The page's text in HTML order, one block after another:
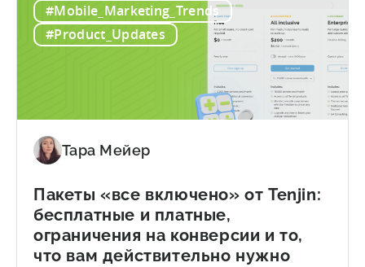
приложений в Турции незаметно стала
одной из самых значимых и
неразмывающих долю акционеров схем
финансирования, доступных
разработчикам приложений по всему
миру. Государственная программа
стимулирования представляет собой
структурированную, хорошо
финансируемую государственную
систему, которая компенсирует 50–70%
от...
программе
стимулирования
разработки
приложений
(2026)»
#Mobile_Marketing_Trends
#Product_Updates
Тара Мейер
Пакеты «все включено» от Tenjin:
бесплатные и платные,
ограничения на конверсии и то,
что вам действительно нужно